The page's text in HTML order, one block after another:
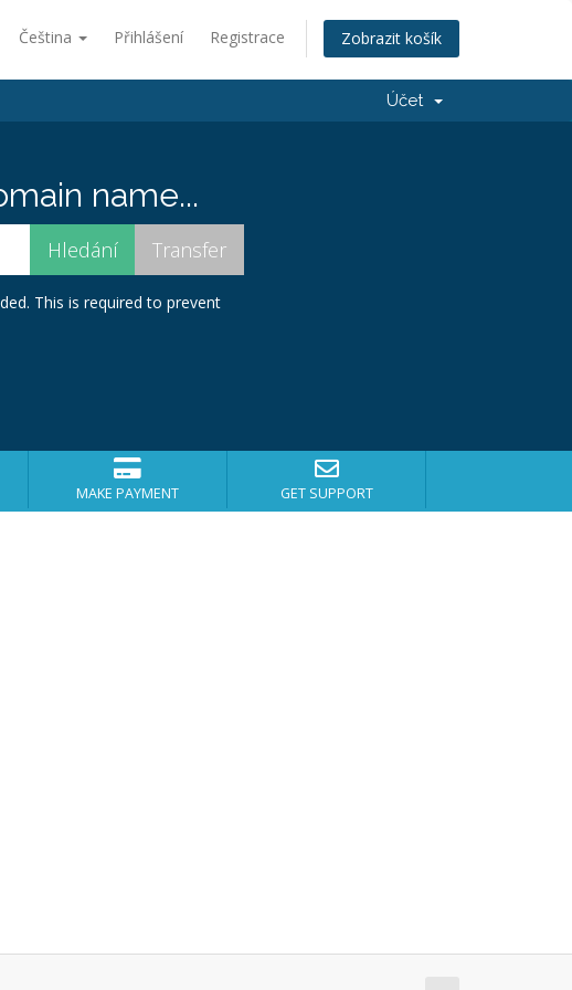
Čeština Přihlášení Registrace Zobrazit košík
Účet
name...
This is required to prevent
MAKE PAYMENT GET SUPPORT